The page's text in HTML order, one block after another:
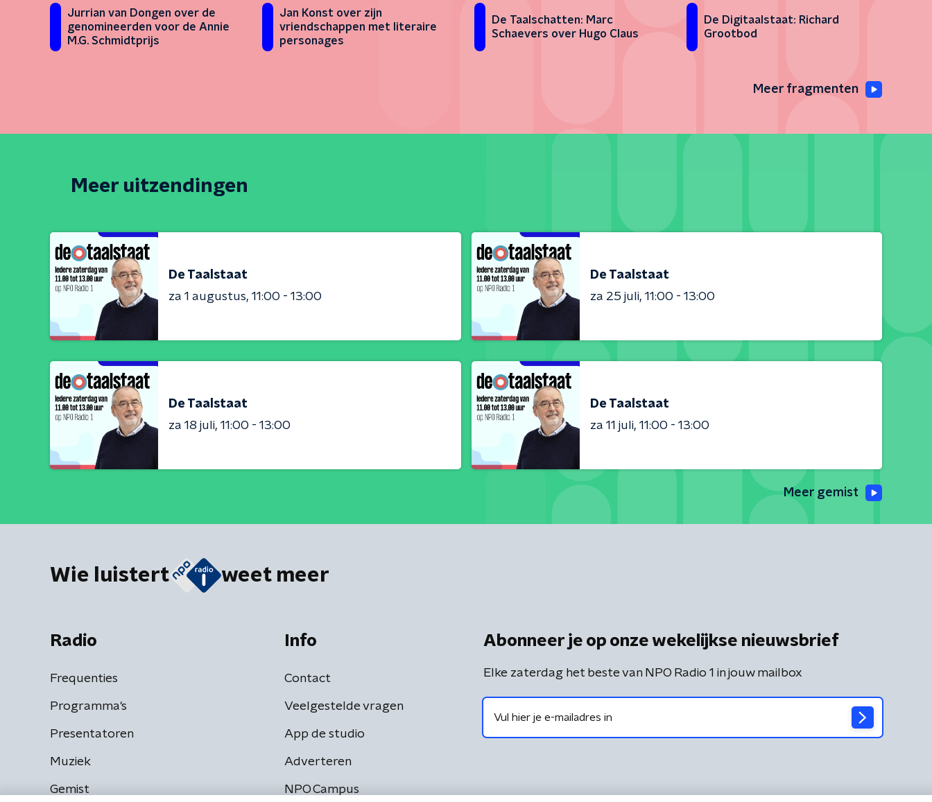
Jurrian van Dongen over de
genomineerden voor de Annie
M.G. Schmidtprijs
Jan Konst over zijn
vriendschappen met literaire
personages
De Taalschatten: Marc
Schaevers over Hugo Claus
De Digitaalstaat: Richard
Grootbod
Meer fragmenten
Meer uitzendingen
De Taalstaat
za 1 augustus 11:00 - 13:00
De Taalstaat
za 25 juli 11:00 - 13:00
De Taalstaat
za 18 juli 11:00 - 13:00
De Taalstaat
za 11 juli 11:00 - 13:00
Meer gemist
Wie luistert weet meer
Radio
Frequenties
Programma's
Presentatoren
Muziek
Gemist
Info
Contact
Veelgestelde vragen
App de studio
Adverteren
NPO Campus
Abonneer je op onze wekelijkse nieuwsbrief
Elke zaterdag het beste van NPO Radio 1 in jouw mailbox